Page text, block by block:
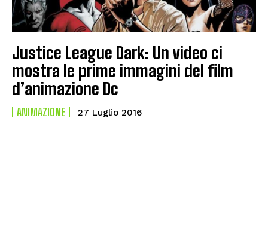
Justice League Dark: Un video ci
mostra le prime immagini del film
d’animazione Dc
ANIMAZIONE 27 Luglio 2016